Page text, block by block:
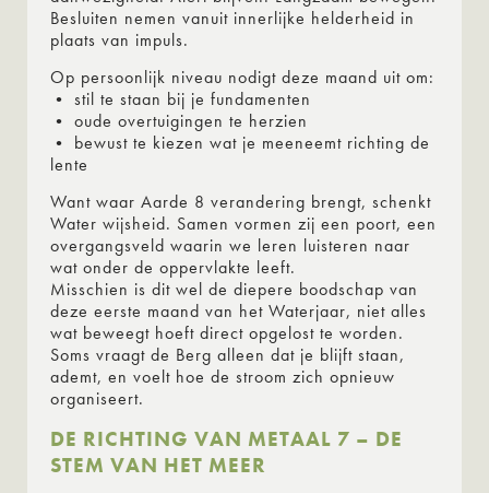
Besluiten nemen vanuit innerlijke helderheid in
plaats van impuls.
Op persoonlijk niveau nodigt deze maand uit om:
• stil te staan bij je fundamenten
• oude overtuigingen te herzien
• bewust te kiezen wat je meeneemt richting de
lente
Want waar Aarde 8 verandering brengt, schenkt
Water wijsheid. Samen vormen zij een poort, een
overgangsveld waarin we leren luisteren naar
wat onder de oppervlakte leeft.
Misschien is dit wel de diepere boodschap van
deze eerste maand van het Waterjaar, niet alles
wat beweegt hoeft direct opgelost te worden.
Soms vraagt de Berg alleen dat je blijft staan,
ademt, en voelt hoe de stroom zich opnieuw
organiseert.
DE RICHTING VAN METAAL 7 – DE
STEM VAN HET MEER